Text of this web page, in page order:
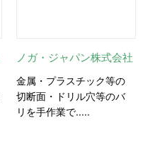
ノガ・ジャパン株式会社
金属・プラスチック等の
切断面・ドリル穴等のバ
リを手作業で.....